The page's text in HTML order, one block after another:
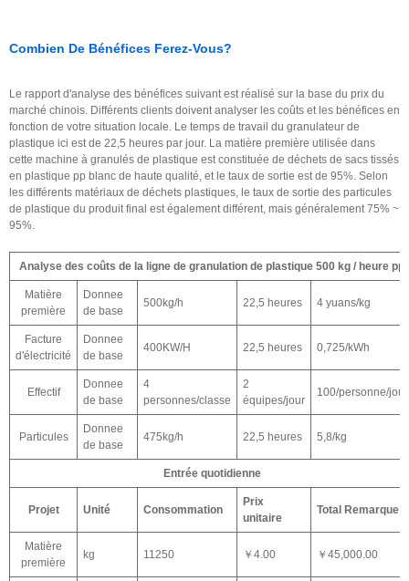
Combien De Bénéfices Ferez-Vous?
Le rapport d'analyse des bénéfices suivant est réalisé sur la base du prix du
marché chinois. Différents clients doivent analyser les coûts et les bénéfices en
fonction de votre situation locale. Le temps de travail du granulateur de
plastique ici est de 22,5 heures par jour. La matière première utilisée dans
cette machine à granulés de plastique est constituée de déchets de sacs tissés
en plastique pp blanc de haute qualité, et le taux de sortie est de 95%. Selon
les différents matériaux de déchets plastiques, le taux de sortie des particules
de plastique du produit final est également différent, mais généralement 75% ~
95%.
Analyse des coûts de la ligne de granulation de plastique 500 kg / heure pp
Matière
première
Donnee
de base
500kg/h 22,5 heures 4 yuans/kg
Facture
d'électricité
Donnee
de base
400KW/H 22,5 heures 0,725/kWh
Effectif
Donnee
de base
4
personnes/classe
2
équipes/jour
100/personne/jour
Particules
Donnee
de base
475kg/h 22,5 heures 5,8/kg
Entrée quotidienne
Projet Unité Consommation
Prix
unitaire
Total Remarque
Matière
première
kg 11250 ￥4.00 ￥45,000.00